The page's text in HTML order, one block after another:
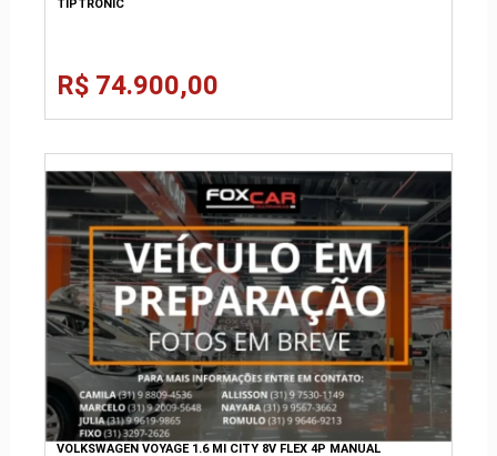
TIPTRONIC
R$ 74.900,00
VOLKSWAGEN VOYAGE 1.6 MI CITY 8V FLEX 4P MANUAL